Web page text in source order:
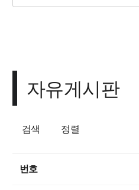
자유게시판
검색 정렬
번호